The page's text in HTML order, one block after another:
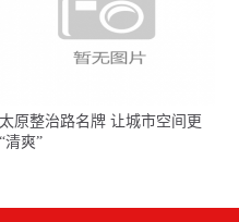
太原整治路名牌 让城市空间更
“清爽”